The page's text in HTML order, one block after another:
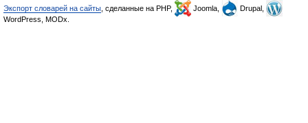
Экспорт словарей на сайты , сделанные на PHP, Joomla,
Drupal,
WordPress, MODx.